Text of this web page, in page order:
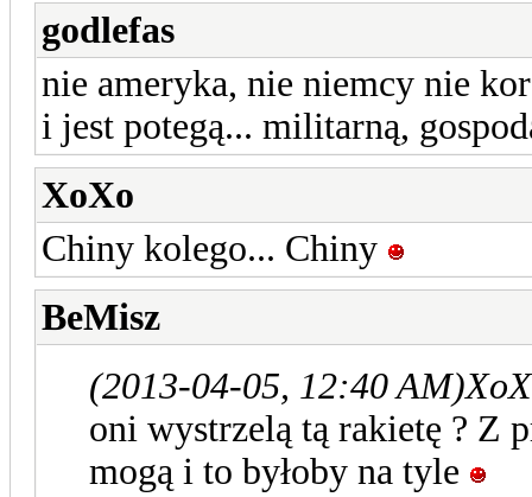
godlefas
nie ameryka, nie niemcy nie
i jest potegą... militarną,
XoXo
Chiny kolego... Chiny
BeMisz
(2013-04-05, 12:40 AM)
oni wystrzelą tą rakietę ? Z
mogą i to byłoby na tyle